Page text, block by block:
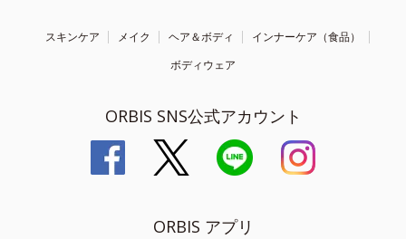
スキンケア メイク ヘア＆ボディ
インナーケア（食品）
ボディウェア
ORBIS SNS公式アカウント
ORBIS アプリ